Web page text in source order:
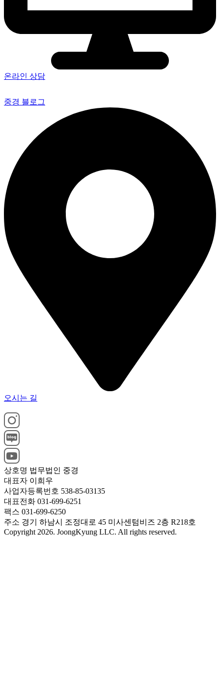
온라인 상담
중경 블로그
오시는 길
상호명 법무법인 중경
대표자 이희우
사업자등록번호 538-85-03135
대표전화 031-699-6251
팩스 031-699-6250
주소 경기 하남시 조정대로 45 미사센텀비즈 2층 R218호
Copyright 2026. JoongKyung LLC. All rights reserved.